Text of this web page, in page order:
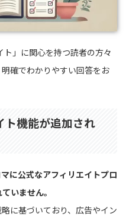
」に関心を持つ読者の方々
確でわかりやすい回答をお
ト機能が追加され
に公式なアフィリエイトプロ
いません。
に基づいており、広告やイン